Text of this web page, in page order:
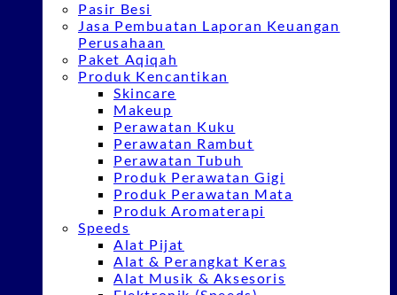
Pasir Besi
Jasa Pembuatan Laporan Keuangan
Perusahaan
Paket Aqiqah
Produk Kencantikan
Skincare
Makeup
Perawatan Kuku
Perawatan Rambut
Perawatan Tubuh
Produk Perawatan Gigi
Produk Perawatan Mata
Produk Aromaterapi
Speeds
Alat Pijat
Alat & Perangkat Keras
Alat Musik & Aksesoris